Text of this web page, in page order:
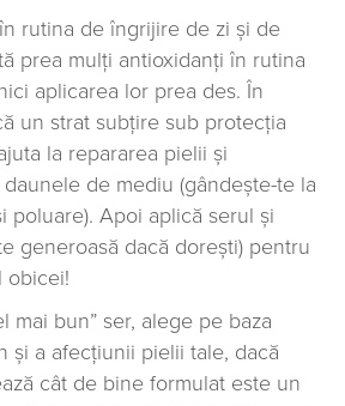
rutina de îngrijire de zi și de
prea mulți antioxidanți în rutina
aplicarea lor prea des. În
un strat subțire sub protecția
la repararea pielii și
de mediu (gândește-te la
poluare). Apoi aplică serul și
generoasă dacă dorești) pentru
obicei!
mai bun” ser, alege pe baza
și a afecțiunii pielii tale, dacă
cât de bine formulat este un